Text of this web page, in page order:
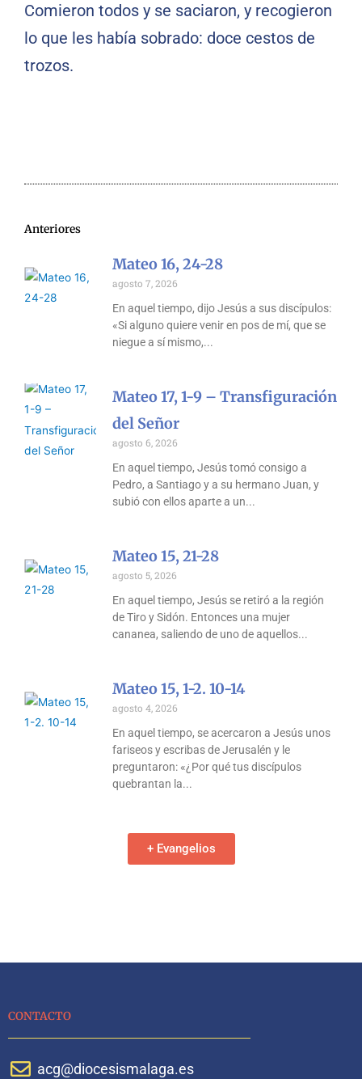
Comieron todos y se saciaron, y recogieron
lo que les había sobrado: doce cestos de
trozos.
Anteriores
Mateo 16, 24-28
agosto 7, 2026
En aquel tiempo, dijo Jesús a sus discípulos:
«Si alguno quiere venir en pos de mí, que se
niegue a sí mismo,
Mateo 17, 1-9 – Transfiguración
del Señor
agosto 6, 2026
En aquel tiempo, Jesús tomó consigo a
Pedro, a Santiago y a su hermano Juan, y
subió con ellos aparte a un
Mateo 15, 21-28
agosto 5, 2026
En aquel tiempo, Jesús se retiró a la región
de Tiro y Sidón. Entonces una mujer
cananea, saliendo de uno de aquellos
Mateo 15, 1-2. 10-14
agosto 4, 2026
En aquel tiempo, se acercaron a Jesús unos
fariseos y escribas de Jerusalén y le
preguntaron: «¿Por qué tus discípulos
quebrantan la
+ Evangelios
CONTACTO
acg@diocesismalaga.es